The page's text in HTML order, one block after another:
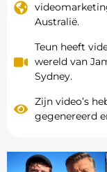
Australië.
Teun heeft
wereld van
Sydney.
Zijn video’s
gegenereerd